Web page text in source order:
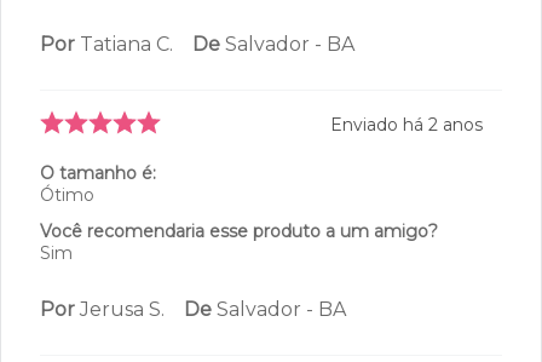
Por Tatiana C. De Salvador - BA
Enviado há 2 anos
O tamanho é:
Ótimo
Você recomendaria esse produto a um amigo?
Sim
Por Jerusa S. De Salvador - BA